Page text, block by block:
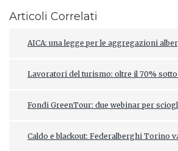
Articoli Correlati
AICA: una legge per le aggregazioni
Lavoratori del turismo: oltre il 70%
Fondi GreenTour: due webinar per
Caldo e blackout: Federalberghi Torino